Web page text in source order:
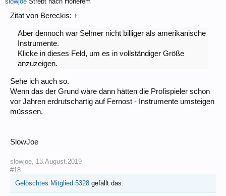
Zitat von Bereckis: ↑
Aber dennoch war Selmer nicht billiger als amerikanische
Instrumente.
Klicke in dieses Feld, um es in vollständiger Größe
anzuzeigen.
Sehe ich auch so.
Wenn das der Grund wäre dann hätten die Profispieler schon
vor Jahren erdrutschartig auf Fernost - Instrumente umsteigen
müsssen.
SlowJoe
slowjoe 13.August.2019
#18
Gelöschtes Mitglied 5328 gefällt das.